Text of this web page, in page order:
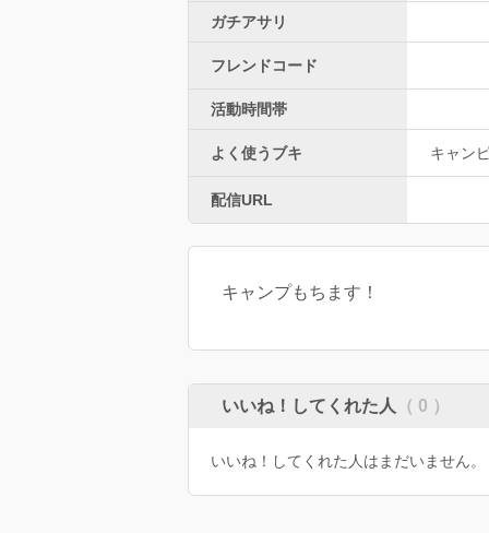
ガチアサリ
フレンドコード
活動時間帯
よく使うブキ キャン
配信URL
キャンプもちます！
いいね！してくれた人 （ 0 ）
いいね！してくれた人はまだいません。